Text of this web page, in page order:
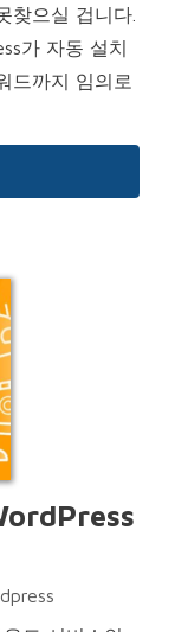
찾으실 겁니다.
가 자동 설치
드까지 임의로